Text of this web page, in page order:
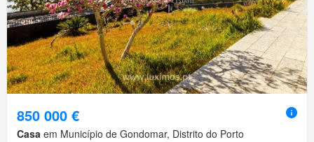
850 000 €
Casa em Município de Gondomar, Distrito do Porto